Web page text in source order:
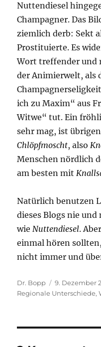
Nuttendiesel
Champagner. Das
ziemlich derb: Sekt
Prostituierte. Es
Wort treffender und
der Animierwelt, als
ich zu Maxim“ aus
Witwe“ tut. Ein
sehr mag, ist
Chlöpfmoscht, also
Menschen nördlich
am besten mit
Natürlich benutzen
dieses Blogs nie
wieNuttendiesel.
einmal hören
nicht immer und
Autor
Dr. Bopp
Veröffentlicht
am
9. Dezember
Regionale Unterschiede,